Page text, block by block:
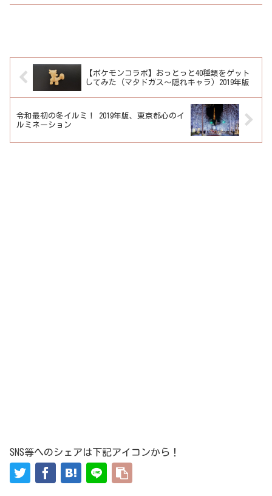
【ポケモンコラボ】おっとっと40種類をゲット
してみた（マタドガス～隠れキャラ）2019年版
令和最初の冬イルミ！ 2019年版、東京都心のイ
ルミネーション
SNS等へのシェアは下記アイコンから！